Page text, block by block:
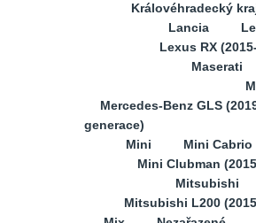
Královéhradecký
Lancia
Lexus RX
Maserati
Mercedes-Benz GLS
generace)
Mini
Mini Cabrio
Mini Clubman
Mitsubishi
Mitsubishi L200